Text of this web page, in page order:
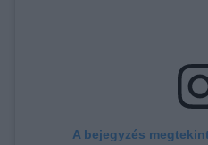
A bejegyzés